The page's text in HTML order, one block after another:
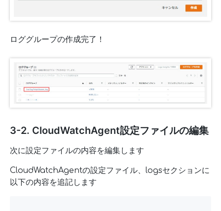
ロググループの作成完了！
3-2. CloudWatchAgent設定ファイルの編集
次に設定ファイルの内容を編集します
CloudWatchAgentの設定ファイル、logsセクションに
以下の内容を追記します